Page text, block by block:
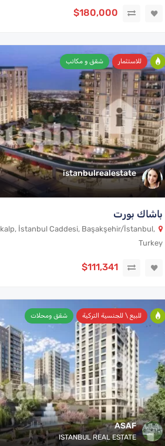
$180,000
istanbulrealestate
للاستثمار شقق و مكاتب
باشاك بورت
İstanbul Caddesi, Başakşehir/İstanbul,
Turkey
$111,341
ASAF
ISTANBUL REAL ESTATE
للبيع \ للجنسية التركية شقق ومحلات